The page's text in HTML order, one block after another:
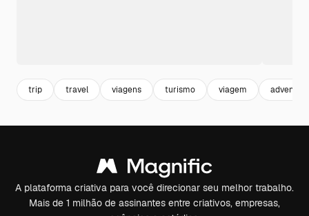
trip travel viagens turismo viagem
A plataforma criativa para você direcionar seu melhor trabalho.
Mais de 1 milhão de assinantes entre criativos, empresas,